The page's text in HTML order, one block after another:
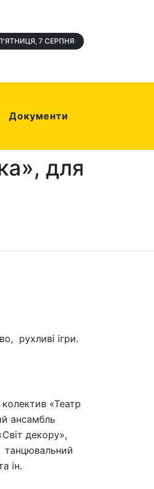
7 СЕРПНЯ
Документи
для
рухливі ігри.
«Театр
ансамбль
декору»,
танцювальний
ін.